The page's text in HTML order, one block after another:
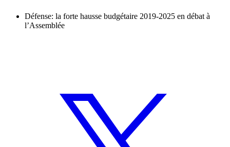
Défense: la forte hausse budgétaire 2019-2025 en débat à
l’Assemblée